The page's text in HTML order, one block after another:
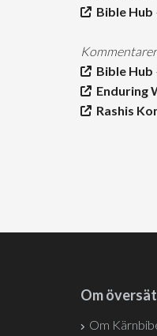
Bible Hub
Bible Hub
Enduring
Rashis
Om
Om